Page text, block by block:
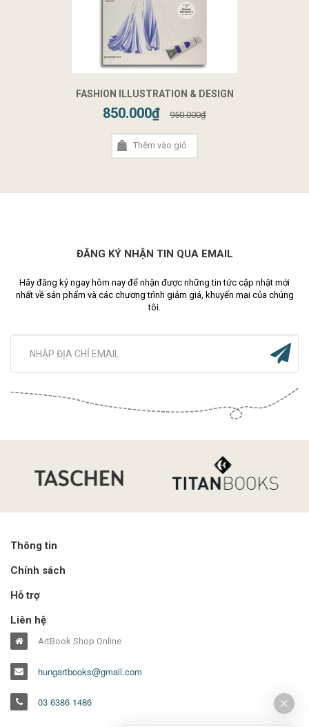
FASHION ILLUSTRATION & DESIGN
850.000₫ 950.000₫
Thêm vào giỏ
ĐĂNG KÝ NHẬN TIN QUA EMAIL
Hãy đăng ký ngay hôm nay để nhận được những tin tức cập nhật mới
nhất về sản phẩm và các chương trình giảm giá, khuyến mại của chúng
tôi.
Thông tin
Chính sách
Hỗ trợ
Liên hệ
ArtBook Shop Online
hungartbooks@gmail.com
03 6386 1486